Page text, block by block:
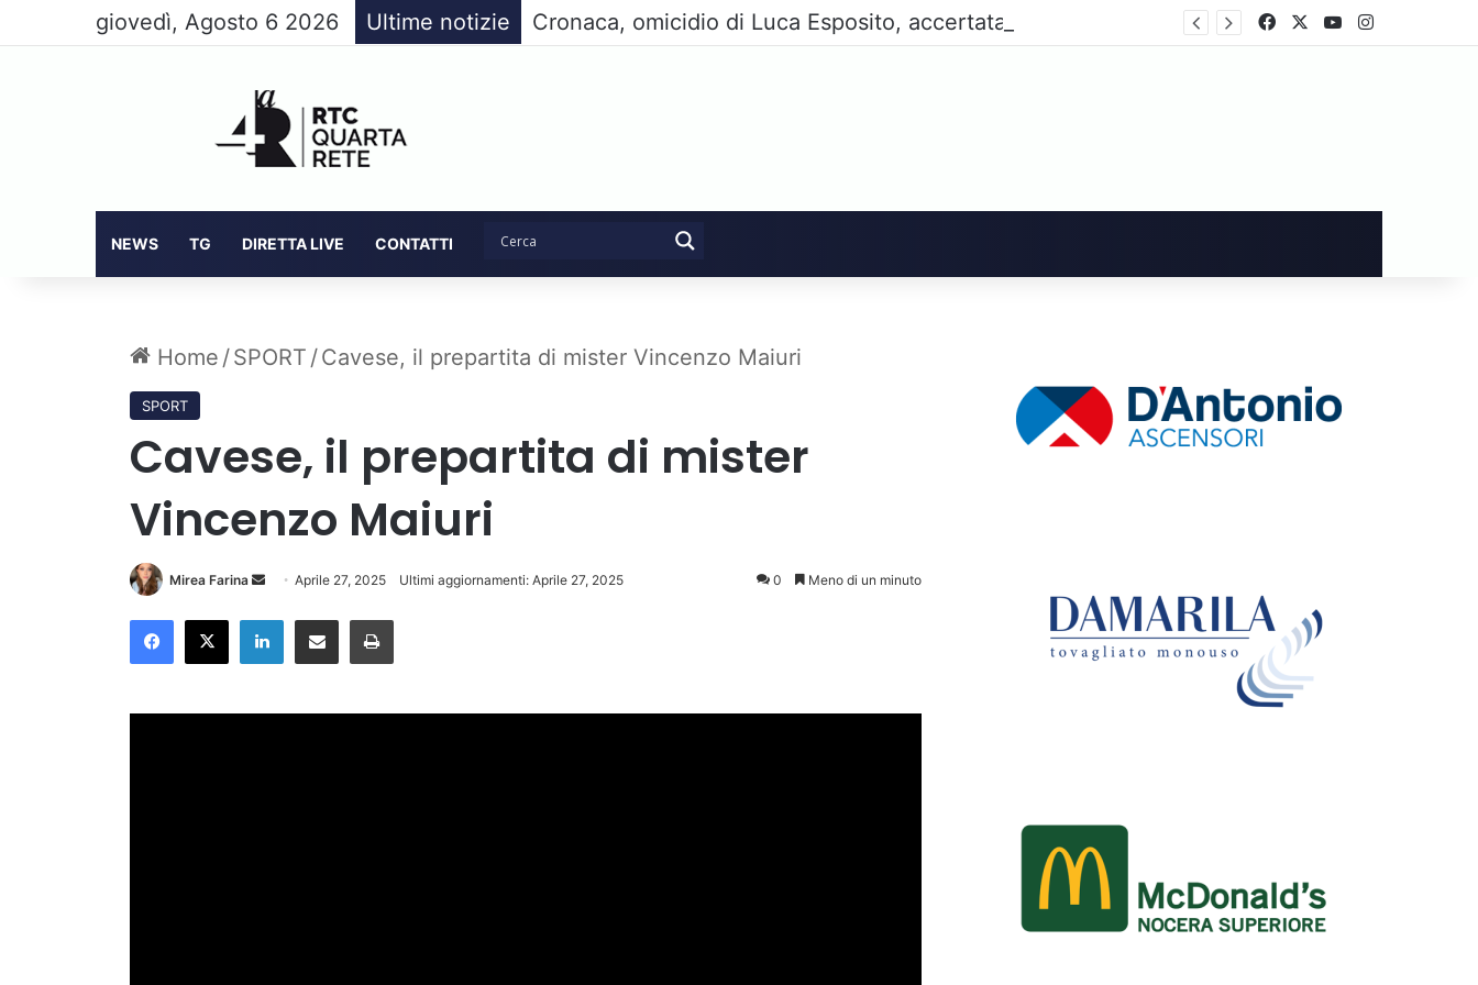
giovedì, Agosto 6 2026 Ultime notizie FacebookYou TubeInstagram
NEWS TG DIRETTA LIVE CONTATTI
Home /SPORT /Cavese, il prepartita di mister Vincenzo Maiuri
SPORT
Cavese, il prepartita di mister
Vincenzo Maiuri
Mirea Farina
Invia Aprile 27, 2025 Ultimi aggiornamenti: Aprile 27, 2025 0 Meno di un minuto
Facebook
X LinkedIn
Condividi via EmailStampa